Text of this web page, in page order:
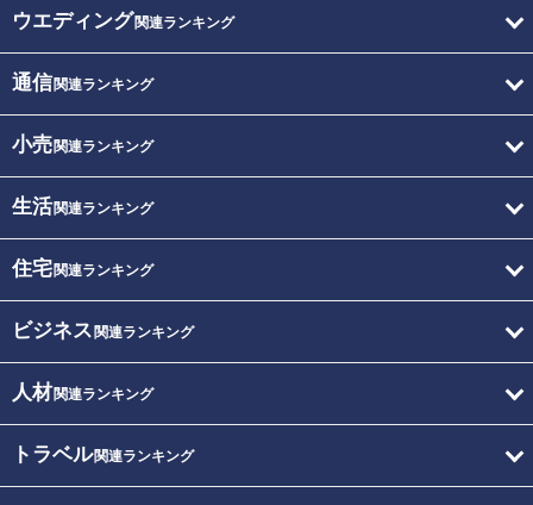
ウエディング関連ランキング
通信関連ランキング
小売関連ランキング
生活関連ランキング
住宅関連ランキング
ビジネス 関連ランキング
人材関連ランキング
トラベル関連ランキング